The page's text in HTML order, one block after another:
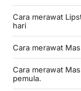
Cara merawat
hari
Cara merawat
Cara merawat
pemula.